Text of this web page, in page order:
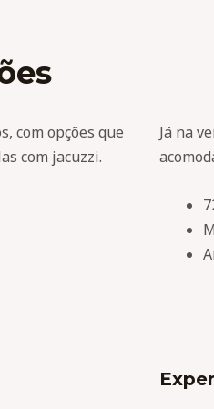
com opções que
com jacuzzi.
Já na